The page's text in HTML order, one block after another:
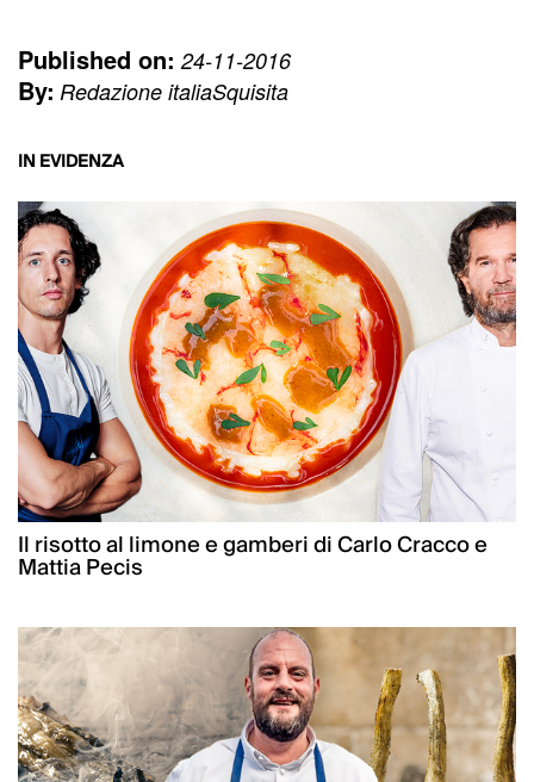
Published on: 24-11-2016
By: Redazione italiaSquisita
IN EVIDENZA
Il risotto al limone e gamberi di Carlo Cracco e
Mattia Pecis